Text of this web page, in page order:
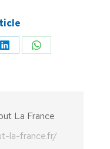
PartagerPartager
La France
la-france.fr/